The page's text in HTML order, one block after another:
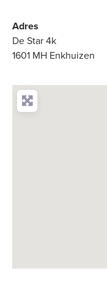
Adres
De Star 4k
1601 MH Enkhuizen